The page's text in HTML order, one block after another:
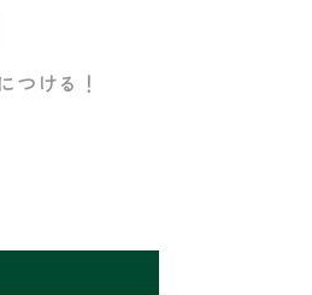
つける！